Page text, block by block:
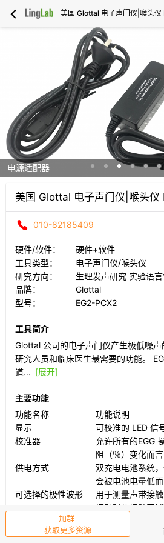
美国 Glottal 电子声门仪|喉头仪
电源适配器
美国 Glottal 电子声门仪|喉头仪
010-82185409
硬件/软件：
硬件+软件
工具类型：
电子声门仪/喉头仪
研究方向：
生理发声研究 实验语
品牌：
Glottal
型号：
EG2-PCX2
工具简介
Glottal 公司的电子声门仪产生极低噪声
研究人员和临床医生最需要的功能。
道... [展开]
主要功能
功能名称
功能说明
显示
可校准的 LED 信
校准器
允许所有的EGG
阻（％）变化而
供电方式
双充电电池系统
会被电池电量低
可选择的极性波形
用于测量声带接
振动时的接触区
工具交流
加群
获取更多资源